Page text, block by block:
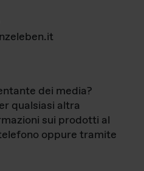
dei media?
qualsiasi altra
sui prodotti al
oppure tramite